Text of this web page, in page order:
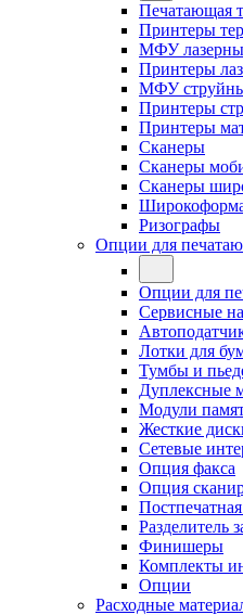
Печатающая
Принтеры
МФУ
Принтеры
МФУ
Принтеры
Принтеры
Сканеры
Сканеры
Сканеры
Ризографы
Опции для
Опции для
Сервисные
Лотки для
Тумбы и
Дуплексные
Модули
Жесткие
Сетевые
Опция факса
Опция
Разделитель
Финишеры
Комплекты
Опции
Расходные